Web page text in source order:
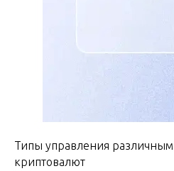
Типы управления
криптовалют